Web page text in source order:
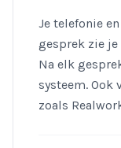
Je telefonie
gesprek zie
Na elk
systeem. Ook
zoals